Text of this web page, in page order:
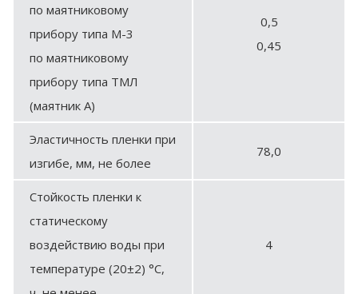
по маятниковому
прибору типа М-3
по маятниковому
прибору типа ТМЛ
(маятник А)
0,5
0,45
Эластичность пленки при
изгибе, мм, не более
78,0
Стойкость пленки к
статическому
воздействию воды при
температуре (20±2) °С,
4